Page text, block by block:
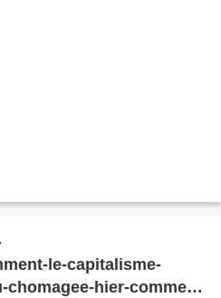
le-capitalisme-
hier-comme-